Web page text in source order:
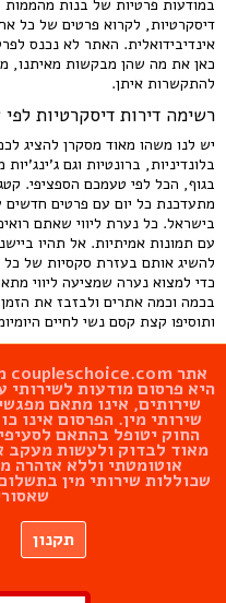
במודעות פרטיות של בנות מהממות
דיסקרטיות, לקרוא פרטים של כל
אינדיבידואלית. האתר לא נכנס
כאן את מה שהן מבקשות מאיתנו,
להתקשרות איתן.
רשימה דירות דיסקרטיות לפי
יש לנו משהו מאוד מסקרן להציג
בלונדיניות, ברונטיות וגם
בגוף, הכל לפי טעמכם הספציפי.
מתעדכנת כל יום עם פרטים חדשים
בישראל. כל נערת ליווי שאתם
עם תמונות אמיתיות. אל תהיו
להשיג אותם בעזרת סקסיות של כל
כדי למצוא נערה שמציעה ליווי
בכמה וכמה אתרים ולבזבז את
ותוסיפו קצת קסם נשי לחיים
אתרcoupleschoice.com
היא פרסום מודעות לשירותי
שירותים, אינו מתאם
שירותי מין. הפרסום אינו
החוק יטופל בהתאם
מאוד לבדוק ולעשות
אוטומטתי וללא אזהרה
שכוללות שירותי מין
תקנון